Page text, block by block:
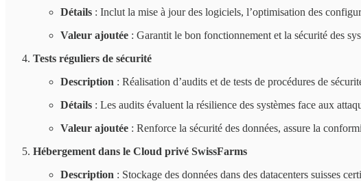
Détails : Inclut la mise à jour des logiciels, l’optimisation des
Valeur ajoutée : Garantit le bon fonctionnement et la sécurité des
Tests réguliers de sécurité
Description : Réalisation d’audits et de tests de procédures de
Détails : Les audits évaluent la résilience des systèmes face aux
Valeur ajoutée : Renforce la sécurité des données, assure la
Hébergement dans le Cloud privé SwissFarms
Description : Stockage des données dans des datacenters suisses